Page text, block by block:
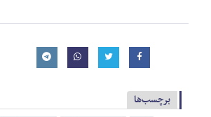
برچسب‌ها